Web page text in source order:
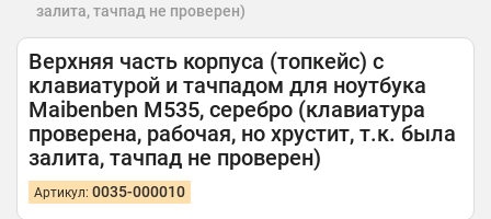
залита, тачпад не проверен)
Верхняя часть корпуса (топкейс) с
клавиатурой и тачпадом для ноутбука
Maibenben M535, серебро (клавиатура
проверена, рабочая, но хрустит, т.к. была
залита, тачпад не проверен)
Артикул: 0035-000010